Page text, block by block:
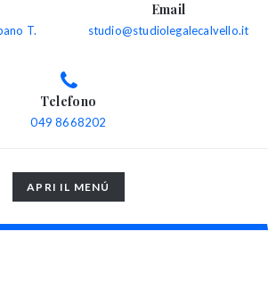
T.
Email
studio@studiolegalecalvello.it
Telefono
049 8668202
TOGGLE
NAVIGATION
APRI IL MENÚ